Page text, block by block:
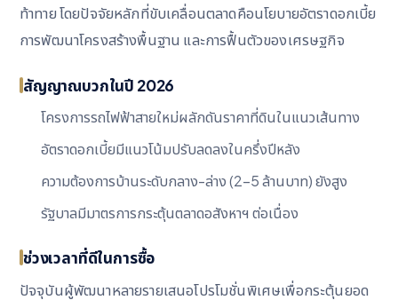
ท้าทาย โดยปัจจัยหลักที่ขับเคลื่อนตลาดคือนโยบายอัตราดอกเบี้ย
การพัฒนาโครงสร้างพื้นฐาน และการฟื้นตัวของเศรษฐกิจ
สัญญาณบวกในปี 2026
โครงการรถไฟฟ้าสายใหม่ผลักดันราคาที่ดินในแนวเส้นทาง
อัตราดอกเบี้ยมีแนวโน้มปรับลดลงในครึ่งปีหลัง
ความต้องการบ้านระดับกลาง-ล่าง (2–5 ล้านบาท) ยังสูง
รัฐบาลมีมาตรการกระตุ้นตลาดอสังหาฯ ต่อเนื่อง
ช่วงเวลาที่ดีในการซื้อ
ปัจจุบันผู้พัฒนาหลายรายเสนอโปรโมชั่นพิเศษเพื่อกระตุ้นยอด